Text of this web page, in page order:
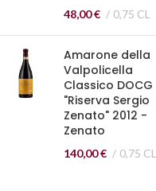
48,00€ 0,75 CL
Amarone della
Valpolicella
Classico DOCG
"Riserva Sergio
Zenato" 2012 -
Zenato
140,00€ 0,75 CL